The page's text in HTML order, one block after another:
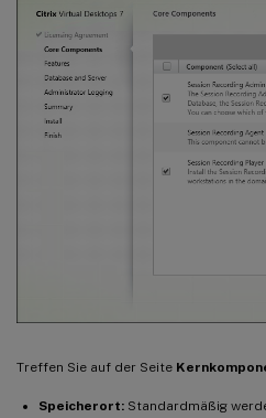
Treffen Sie auf der Seite
Speicherort: Standardmäßig